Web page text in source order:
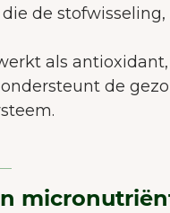
de
als
de